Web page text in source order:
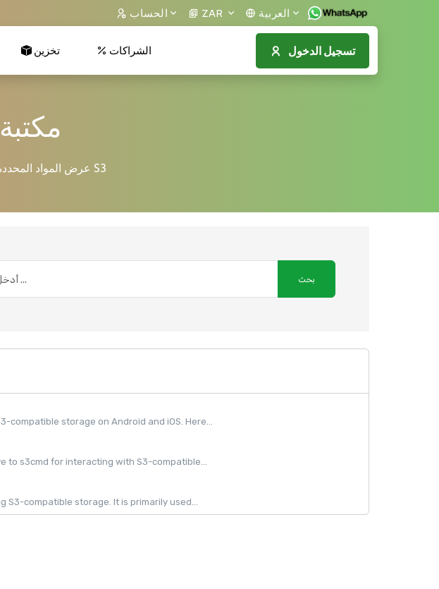
الحساب ZAR العربية
تسجيل الدخول تخزين الشراكات
عرض المواد المحددة S3
compatible storage on Android and iOS. Here...
to s3cmd for interacting with S3-compatible...
S3-compatible storage. It is primarily used...